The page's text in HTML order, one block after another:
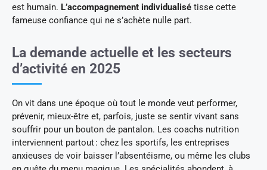
est humain. L’accompagnement individualisé tisse cette
fameuse confiance qui ne s’achète nulle part.
La demande actuelle et les secteurs
d’activité en 2025
On vit dans une époque où tout le monde veut performer,
prévenir, mieux-être et, parfois, juste se sentir vivant sans
souffrir pour un bouton de pantalon. Les coachs nutrition
interviennent partout : chez les sportifs, les entreprises
anxieuses de voir baisser l’absentéisme, ou même les clubs